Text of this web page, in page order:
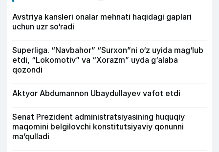
Avstriya kansleri onalar mehnati haqidagi gaplari
uchun uzr so‘radi
Superliga. “Navbahor” “Surxon”ni o‘z uyida mag‘lub
etdi, “Lokomotiv” va “Xorazm” uyda g‘alaba
qozondi
Aktyor Abdu­mannon Ubaydullayev vafot etdi
Senat Prezident administratsiyasining huquqiy
maqomini belgilovchi konstitutsiyaviy qonunni
ma’qulladi